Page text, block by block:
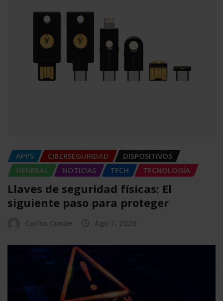
APPS CIBERSEGURIDAD
DISPOSITIVOS
GENERAL
NOTICIAS TECH TECNOLOGÍA
Llaves de seguridad físicas: El
siguiente paso para proteger
Carlos Conde Ago 7, 2026